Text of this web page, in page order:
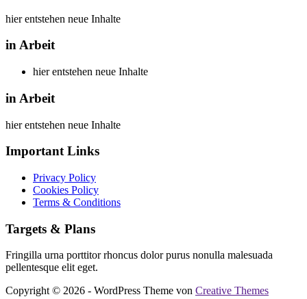
hier entstehen neue Inhalte
in Arbeit
hier entstehen neue Inhalte
in Arbeit
hier entstehen neue Inhalte
Important Links
Privacy Policy
Cookies Policy
Terms & Conditions
Targets & Plans
Fringilla urna porttitor rhoncus dolor purus nonulla malesuada
pellentesque elit eget.
Copyright © 2026 - WordPress Theme von Creative Themes